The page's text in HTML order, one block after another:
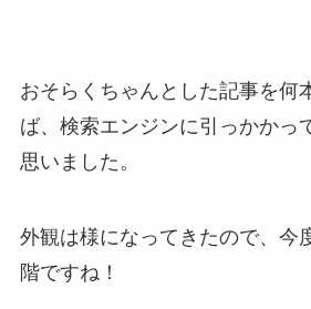
おそらくちゃんとした記事を何
ば、検索エンジンに引っかかっ
思いました。
外観は様になってきたので、今
階ですね！